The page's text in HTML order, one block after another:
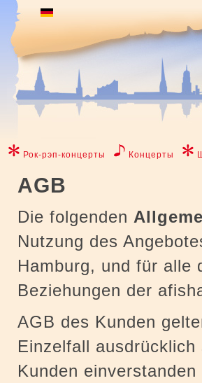
Рок-рэп-концерты Концерты
AGB
Die folgenden
Nutzung des
Hamburg, und für alle
Beziehungen der
AGB des Kunden
Einzelfall
Kunden